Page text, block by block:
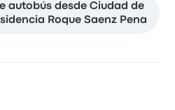
autobús desde Ciudad de
Roque Saenz Pena